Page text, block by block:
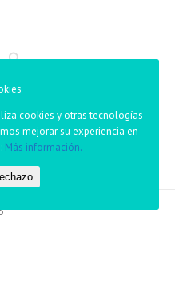
Buscar
cookies y otras tecnologías
mejorar su experiencia en
Más información.